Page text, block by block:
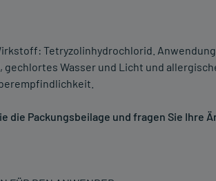
Tetryzolinhydrochlorid.
gechlortes Wasser und Licht und
die Packungsbeilage und fragen Sie Ihre